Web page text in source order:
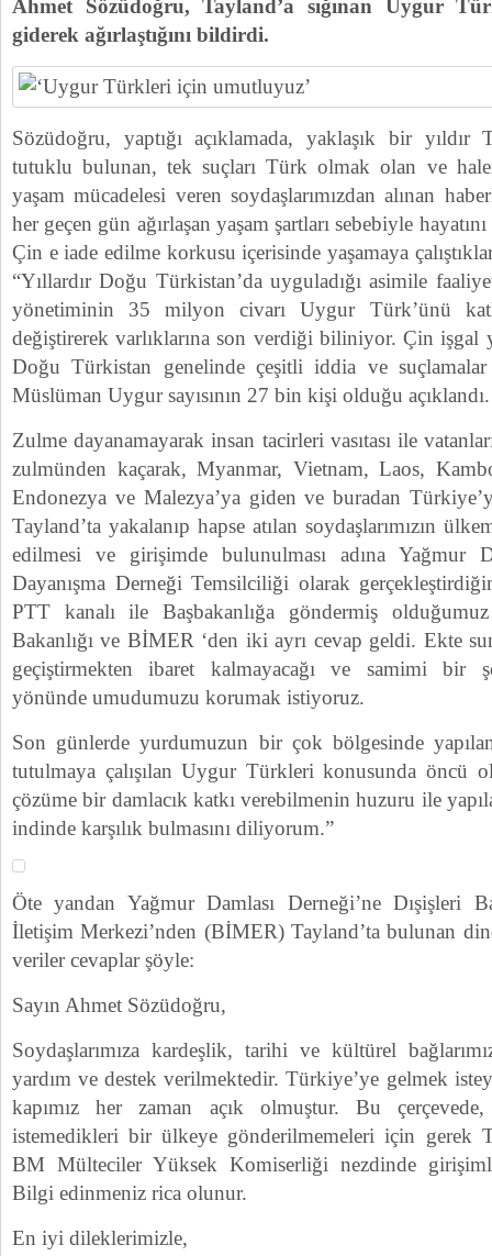
Ahmet Sözüdoğru, Tayland’a sığınan Uygur
giderek ağırlaştığını bildirdi.
Sözüdoğru, yaptığı açıklamada, yaklaşık bir yıldır
tutuklu bulunan, tek suçları Türk olmak olan ve
yaşam mücadelesi veren soydaşlarımızdan alınan
her geçen gün ağırlaşan yaşam şartları sebebiyle
Çin e iade edilme korkusu içerisinde yaşamaya
“Yıllardır Doğu Türkistan’da uyguladığı asimile
yönetiminin 35 milyon civarı Uygur Türk’ünü
değiştirerek varlıklarına son verdiği biliniyor. Çin işgal
Doğu Türkistan genelinde çeşitli iddia ve suçlamalar
Müslüman Uygur sayısının 27 bin kişi olduğu açıklandı.
Zulme dayanamayarak insan tacirleri vasıtası ile
zulmünden kaçarak, Myanmar, Vietnam, Laos,
Endonezya ve Malezya’ya giden ve buradan
Tayland’ta yakalanıp hapse atılan soydaşlarımızın
edilmesi ve girişimde bulunulması adına Yağmur
Dayanışma Derneği Temsilciliği olarak
PTT kanalı ile Başbakanlığa göndermiş
Bakanlığı ve BİMER ‘den iki ayrı cevap geldi. Ekte
geçiştirmekten ibaret kalmayacağı ve samimi bir
yönünde umudumuzu korumak istiyoruz.
Son günlerde yurdumuzun bir çok bölgesinde
tutulmaya çalışılan Uygur Türkleri konusunda öncü
çözüme bir damlacık katkı verebilmenin huzuru ile
indinde karşılık bulmasını diliyorum.”
Öte yandan Yağmur Damlası Derneği’ne Dışişleri
İletişim Merkezi’nden (BİMER) Tayland’ta bulunan
veriler cevaplar şöyle:
Sayın Ahmet Sözüdoğru,
Soydaşlarımıza kardeşlik, tarihi ve kültürel
yardım ve destek verilmektedir. Türkiye’ye gelmek
kapımız her zaman açık olmuştur. Bu çerçevede,
istemedikleri bir ülkeye gönderilmemeleri için gerek
BM Mülteciler Yüksek Komiserliği nezdinde
Bilgi edinmeniz rica olunur.
En iyi dileklerimizle,